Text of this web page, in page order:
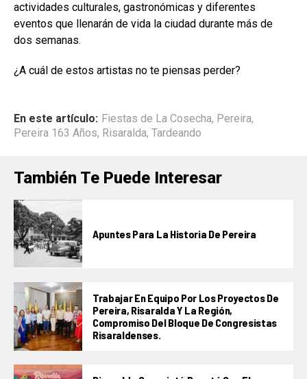
actividades culturales, gastronómicas y diferentes
eventos que llenarán de vida la ciudad durante más de
dos semanas.
¿A cuál de estos artistas no te piensas perder?
En este artículo: Fiestas de La Cosecha, Pereira,
Pereira 163 Años, Risaralda, Tardeando
También Te Puede Interesar
Apuntes Para La Historia De Pereira
Trabajar En Equipo Por Los Proyectos De
Pereira, Risaralda Y La Región,
Compromiso Del Bloque De Congresistas
Risaraldenses.